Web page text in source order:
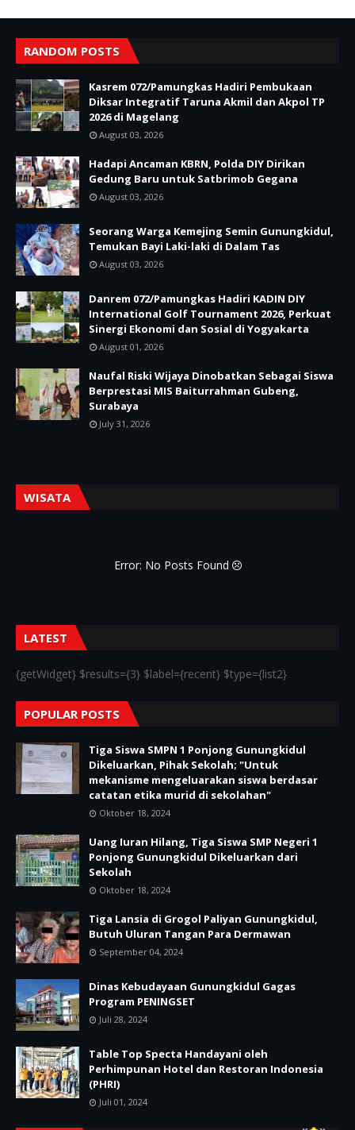
RANDOM POSTS
Kasrem 072/Pamungkas Hadiri Pembukaan
Diksar Integratif Taruna Akmil dan Akpol TP
2026 di Magelang
August 03, 2026
Hadapi Ancaman KBRN, Polda DIY Dirikan
Gedung Baru untuk Satbrimob Gegana
August 03, 2026
Seorang Warga Kemejing Semin Gunungkidul,
Temukan Bayi Laki-laki di Dalam Tas
August 03, 2026
Danrem 072/Pamungkas Hadiri KADIN DIY
International Golf Tournament 2026, Perkuat
Sinergi Ekonomi dan Sosial di Yogyakarta
August 01, 2026
Naufal Riski Wijaya Dinobatkan Sebagai Siswa
Berprestasi MIS Baiturrahman Gubeng,
Surabaya
July 31, 2026
WISATA
Error: No Posts Found
LATEST
{getWidget} $results={3} $label={recent} $type={list2}
POPULAR POSTS
Tiga Siswa SMPN 1 Ponjong Gunungkidul
Dikeluarkan, Pihak Sekolah; "Untuk
mekanisme mengeluarakan siswa berdasar
catatan etika murid di sekolahan"
Oktober 18, 2024
Uang Iuran Hilang, Tiga Siswa SMP Negeri 1
Ponjong Gunungkidul Dikeluarkan dari
Sekolah
Oktober 18, 2024
Tiga Lansia di Grogol Paliyan Gunungkidul,
Butuh Uluran Tangan Para Dermawan
September 04, 2024
Dinas Kebudayaan Gunungkidul Gagas
Program PENINGSET
Juli 28, 2024
Table Top Specta Handayani oleh
Perhimpunan Hotel dan Restoran Indonesia
(PHRI)
Juli 01, 2024